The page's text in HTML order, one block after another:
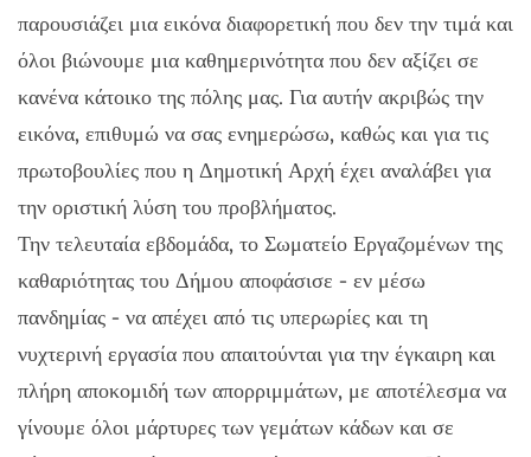
παρουσιάζει μια εικόνα διαφορετική που δεν την τιμά και
όλοι βιώνουμε μια καθημερινότητα που δεν αξίζει σε
κανένα κάτοικο της πόλης μας. Για αυτήν ακριβώς την
εικόνα, επιθυμώ να σας ενημερώσω, καθώς και για τις
πρωτοβουλίες που η Δημοτική Αρχή έχει αναλάβει για
την οριστική λύση του προβλήματος.
Την τελευταία εβδομάδα, το Σωματείο Εργαζομένων της
καθαριότητας του Δήμου αποφάσισε - εν μέσω
πανδημίας - να απέχει από τις υπερωρίες και τη
νυχτερινή εργασία που απαιτούνται για την έγκαιρη και
πλήρη αποκομιδή των απορριμμάτων, με αποτέλεσμα να
γίνουμε όλοι μάρτυρες των γεμάτων κάδων και σε